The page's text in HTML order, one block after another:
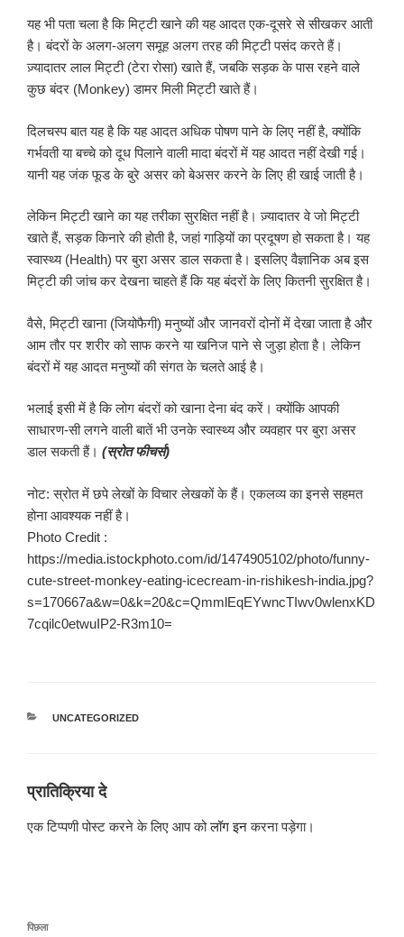
यह भी पता चला है कि मिट्टी खाने की यह आदत एक-दूसरे से सीखकर आती
है। बंदरों के अलग-अलग समूह अलग तरह की मिट्टी पसंद करते हैं।
ज़्यादातर लाल मिट्टी (टेरा रोसा) खाते हैं, जबकि सड़क के पास रहने वाले
कुछ बंदर (Monkey) डामर मिली मिट्टी खाते हैं।
दिलचस्प बात यह है कि यह आदत अधिक पोषण पाने के लिए नहीं है, क्योंकि
गर्भवती या बच्चे को दूध पिलाने वाली मादा बंदरों में यह आदत नहीं देखी गई।
यानी यह जंक फूड के बुरे असर को बेअसर करने के लिए ही खाई जाती है।
लेकिन मिट्टी खाने का यह तरीका सुरक्षित नहीं है। ज़्यादातर वे जो मिट्टी
खाते हैं, सड़क किनारे की होती है, जहां गाड़ियों का प्रदूषण हो सकता है। यह
स्वास्थ्य (Health) पर बुरा असर डाल सकता है। इसलिए वैज्ञानिक अब इस
मिट्टी की जांच कर देखना चाहते हैं कि यह बंदरों के लिए कितनी सुरक्षित है।
वैसे, मिट्टी खाना (जियोफैगी) मनुष्यों और जानवरों दोनों में देखा जाता है और
आम तौर पर शरीर को साफ करने या खनिज पाने से जुड़ा होता है। लेकिन
बंदरों में यह आदत मनुष्यों की संगत के चलते आई है।
भलाई इसी में है कि लोग बंदरों को खाना देना बंद करें। क्योंकि आपकी
साधारण-सी लगने वाली बातें भी उनके स्वास्थ्य और व्यवहार पर बुरा असर
डाल सकती हैं। (स्रोत फीचर्स)
नोट: स्रोत में छपे लेखों के विचार लेखकों के हैं। एकलव्य का इनसे सहमत
होना आवश्यक नहीं है।
Photo Credit :
https://media.istockphoto.com/id/1474905102/photo/funny-
cute-street-monkey-eating-icecream-in-rishikesh-india.jpg?
s=170667a&w=0&k=20&c=QmmlEqEYwncTIwv0wlenxKD
7cqilc0etwuIP2-R3m10=
श्रेणियाँ
UNCATEGORIZED
प्रातिक्रिया दे
एक टिप्पणी पोस्ट करने के लिए आप कोलॉग इनकरना पड़ेगा।
पोस्ट
पिछला
पिछला